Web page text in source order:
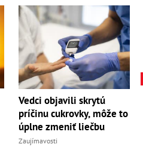
Vedci objavili skrytú
príčinu cukrovky, môže to
úplne zmeniť liečbu
Zaujímavosti